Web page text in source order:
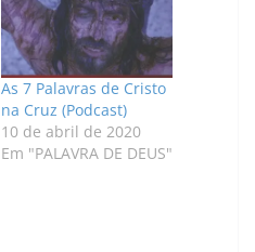
As 7 Palavras de Cristo
na Cruz (Podcast)
10 de abril de 2020
Em "PALAVRA DE DEUS"